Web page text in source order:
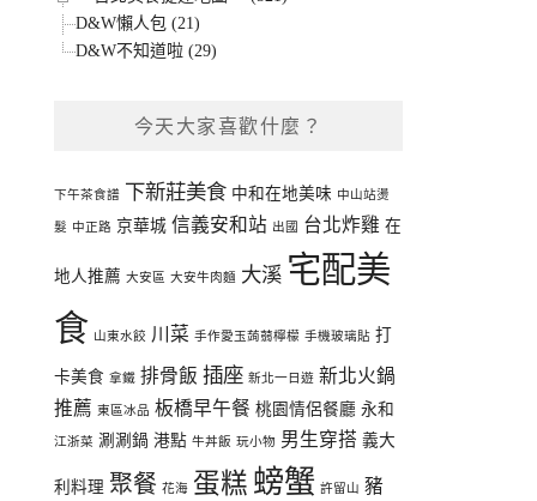
D&W懶人包 (21)
D&W不知道啦 (29)
今天大家喜歡什麼？
下午茶食譜 下新莊美食 中和在地美味 中山站燙
髮 中正路 京華城 信義安和站 出國 台北炸雞 在
地人推薦 大安區 大安牛肉麵 大溪 宅配美
食 山東水餃 川菜 手作愛玉蒟蒻檸檬 手機玻璃貼 打
卡美食 拿鐵 排骨飯 插座 新北一日遊 新北火鍋
推薦 東區冰品 板橋早午餐 桃園情侶餐廳 永和
江浙菜 涮涮鍋 港點 牛丼飯 玩小物 男生穿搭 義大
利料理 聚餐 花海 蛋糕 螃蟹 許留山 豬